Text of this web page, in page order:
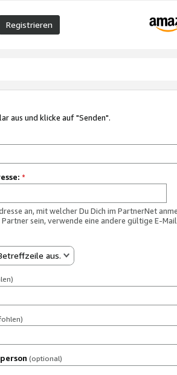
Registrieren
aus und klicke auf "Senden".
*
an, mit welcher Du Dich im PartnerNet
sein, verwende eine andere gültige E-
aus.
(optional)